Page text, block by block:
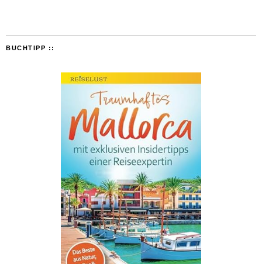
BUCHTIPP ::